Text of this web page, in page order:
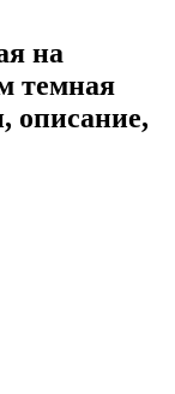
на
темная
описание,